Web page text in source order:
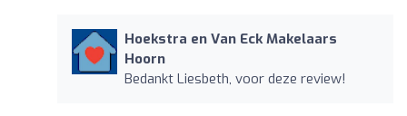
Hoekstra en Van Eck Makelaars
Hoorn
Bedankt Liesbeth, voor deze review!